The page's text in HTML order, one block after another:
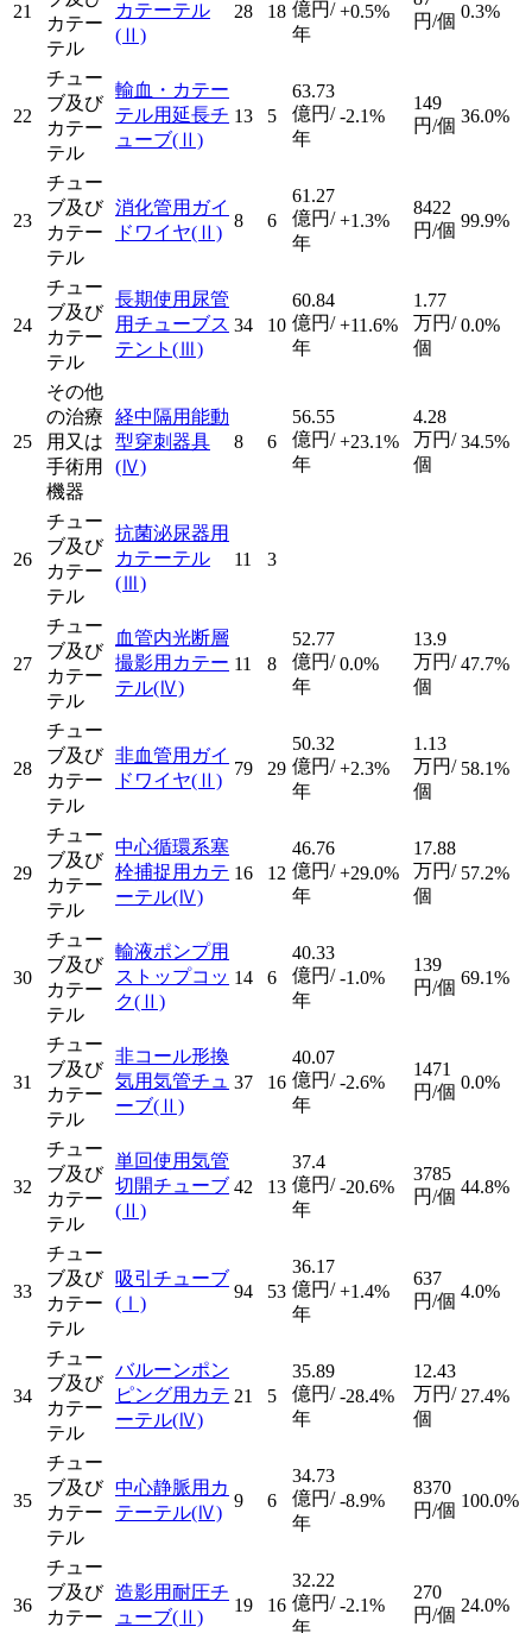
21
カテー
テル
カテーテル
(Ⅱ)
28 18 億円/
年
+0.5%
円/個 0.3%
22
チュー
ブ及び
カテー
テル
輸血・カテー
テル用延長チ
ューブ(Ⅱ)
13 5
63.73
億円/
年
-2.1%
149
円/個 36.0%
23
チュー
ブ及び
カテー
テル
消化管用ガイ
ドワイヤ(Ⅱ)
8 6
61.27
億円/
年
+1.3%
8422
円/個 99.9%
24
チュー
ブ及び
カテー
テル
長期使用尿管
用チューブス
テント (Ⅲ)
34 10
60.84
億円/
年
+11.6%
1.77
万円/
個
0.0%
25
その他
の治療
用又は
手術用
機器
経中隔用能動
型穿刺器具
(Ⅳ)
8 6
56.55
億円/
年
+23.1%
4.28
万円/
個
34.5%
26
チュー
ブ及び
カテー
テル
抗菌泌尿器用
カテーテル
(Ⅲ)
11 3
27
チュー
ブ及び
カテー
テル
血管内光断層
撮影用カテー
テル(Ⅳ)
11 8
52.77
億円/
年
0.0%
13.9
万円/
個
47.7%
28
チュー
ブ及び
カテー
テル
非血管用ガイ
ドワイヤ(Ⅱ)
79 29
50.32
億円/
年
+2.3%
1.13
万円/
個
58.1%
29
チュー
ブ及び
カテー
テル
中心循環系塞
栓捕捉用カテ
ーテル(Ⅳ)
16 12
46.76
億円/
年
+29.0%
17.88
万円/
個
57.2%
30
チュー
ブ及び
カテー
テル
輸液ポンプ用
ストップコッ
ク(Ⅱ)
14 6
40.33
億円/
年
-1.0%
139
円/個 69.1%
31
チュー
ブ及び
カテー
テル
非コール形換
気用気管チュ
ーブ(Ⅱ)
37 16
40.07
億円/
年
-2.6%
1471
円/個 0.0%
32
チュー
ブ及び
カテー
テル
単回使用気管
切開チューブ
(Ⅱ)
42 13
37.4
億円/
年
-20.6%
3785
円/個 44.8%
33
チュー
ブ及び
カテー
テル
吸引チューブ
(Ⅰ)
94 53
36.17
億円/
年
+1.4%
637
円/個 4.0%
34
チュー
ブ及び
カテー
テル
バルーンポン
ピング用カテ
ーテル(Ⅳ)
21 5
35.89
億円/
年
-28.4%
12.43
万円/
個
27.4%
35
チュー
ブ及び
カテー
テル
中心静脈用カ
テーテル(Ⅳ)
9 6
34.73
億円/
年
-8.9%
8370
円/個 100.0%
36
チュー
ブ及び
カテー
造影用耐圧チ
ューブ(Ⅱ)
19 16
32.22
億円/
年
-2.1%
270
円/個 24.0%